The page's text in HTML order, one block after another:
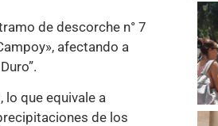
de descorche n° 7
afectando a
que equivale a
de los